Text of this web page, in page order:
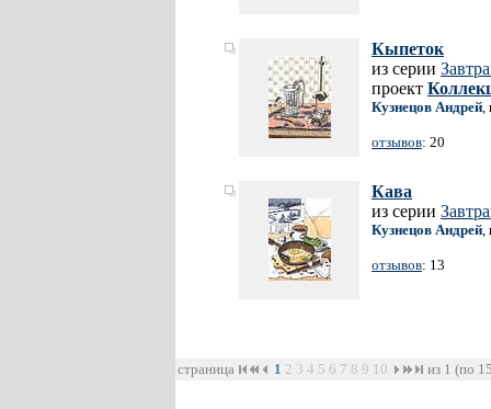
Кыпеток
из серии
проект
Кузнецов Андрей,
отзывов: 20
Кава
из серии
Кузнецов Андрей,
отзывов: 13
страница 1 2 3 4 5 6 7 8 9 10 из 1 (по